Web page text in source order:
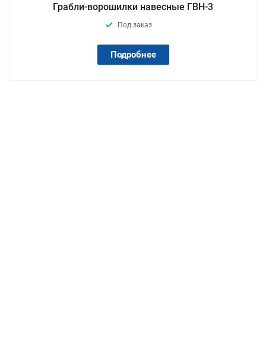
Грабли-ворошилки навеcные ГВН-3
Под заказ
Подробнее